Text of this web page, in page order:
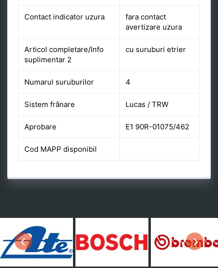
Contact indicator uzura
fara contact
avertizare uzura
Articol completare/Info
suplimentar 2
cu suruburi etrier
Numarul suruburilor 4
Sistem frânare Lucas / TRW
Aprobare E1 90R-01075/462
Cod MAPP disponibil
Previous